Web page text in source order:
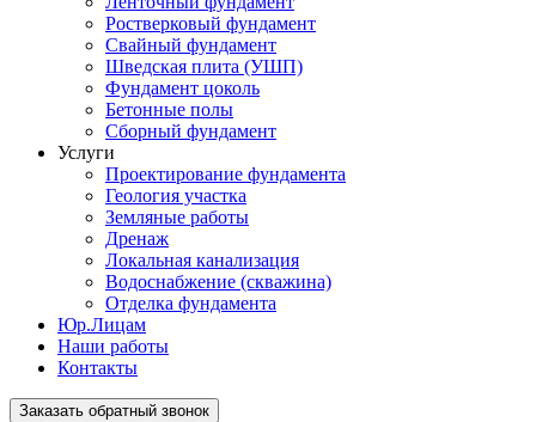
Ростверковый фундамент
Свайный фундамент
Шведская плита (УШП)
Фундамент цоколь
Бетонные полы
Сборный фундамент
Услуги
Проектирование фундамента
Геология участка
Земляные работы
Дренаж
Локальная канализация
Водоснабжение (скважина)
Отделка фундамента
Юр.Лицам
Наши работы
Контакты
Заказать обратный звонок